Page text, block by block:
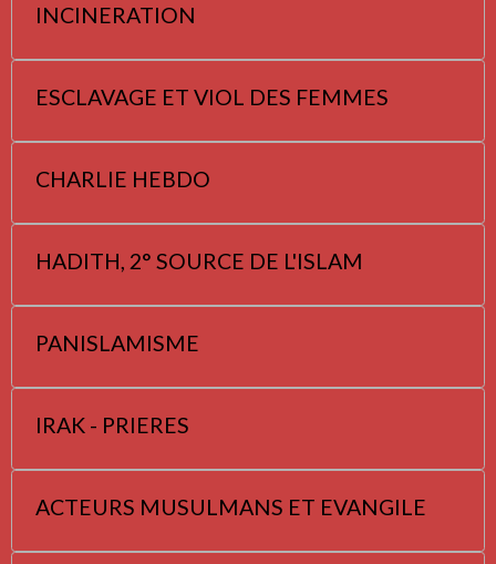
INCINERATION
ESCLAVAGE ET VIOL DES FEMMES
CHARLIE HEBDO
HADITH, 2° SOURCE DE L'ISLAM
PANISLAMISME
IRAK - PRIERES
ACTEURS MUSULMANS ET EVANGILE